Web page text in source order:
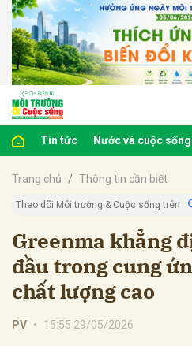
Tin tức Nước và cuộc sống
Trang chủ Thông tin cần biết
Theo dõi Môi trường & Cuộc sống trên
Greenma khẳng
đầu trong cung
chất lượng cao
PV • 15:55 29/05/2026
luận